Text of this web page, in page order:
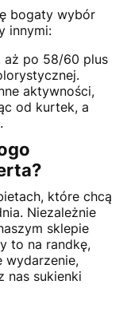
bogaty wybór
innymi:
aż po 58/60 plus
aktywności,
od kurtek, a
które chcą
Niezależnie
sklepie
to na randkę,
wydarzenie,
nas sukienki